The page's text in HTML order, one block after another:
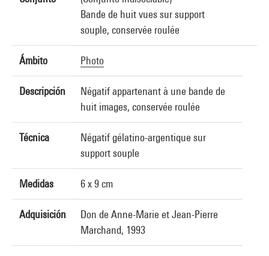
Bande de huit vues sur support
souple, conservée roulée
Ámbito Photo
Descripción
Négatif appartenant à une bande de
huit images, conservée roulée
Técnica
Négatif gélatino-argentique sur
support souple
Medidas 6 x 9 cm
Adquisición
Don de Anne-Marie et Jean-Pierre
Marchand, 1993